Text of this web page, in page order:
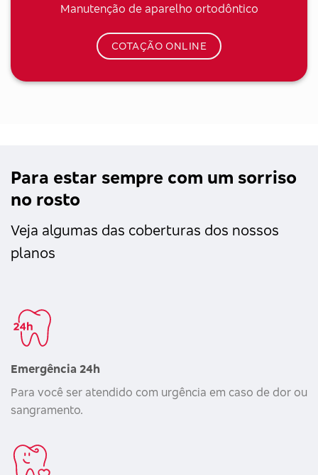
Manutenção de aparelho ortodôntico
COTAÇÃO ONLINE
Para estar sempre com um sorriso
no rosto
Veja algumas das coberturas dos nossos
planos
Emergência 24h
Para você ser atendido com urgência em caso de dor ou
sangramento.